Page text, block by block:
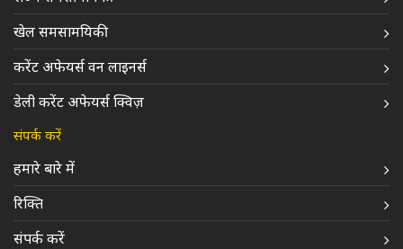
खेल समसामयिकी
करेंट अफेयर्स वन लाइनर्स
डेली करेंट अफेयर्स क्विज़
संपर्क करें
हमारे बारे में
रिक्ति
संपर्क करें